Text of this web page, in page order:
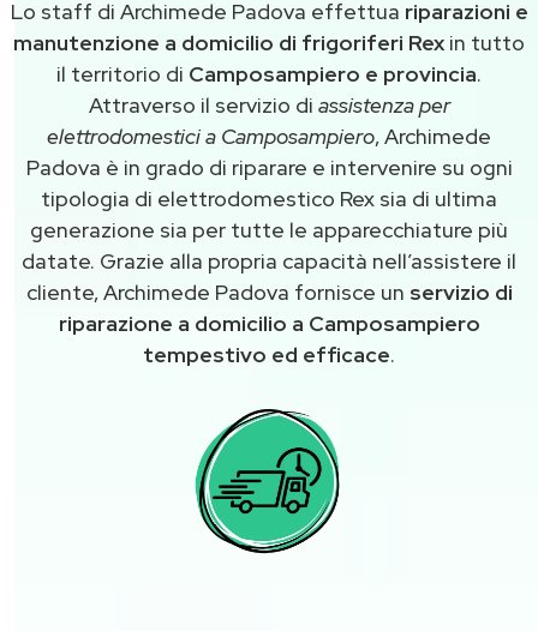
Lo staff di Archimede Padova effettua riparazioni e
manutenzione a domicilio di frigoriferi Rex in tutto
il territorio di Camposampiero e provincia.
Attraverso il servizio di assistenza per
elettrodomestici a Camposampiero, Archimede
Padova è in grado di riparare e intervenire su ogni
tipologia di elettrodomestico Rex sia di ultima
generazione sia per tutte le apparecchiature più
datate. Grazie alla propria capacità nell’assistere il
cliente, Archimede Padova fornisce un servizio di
riparazione a domicilio a Camposampiero
tempestivo ed efficace.